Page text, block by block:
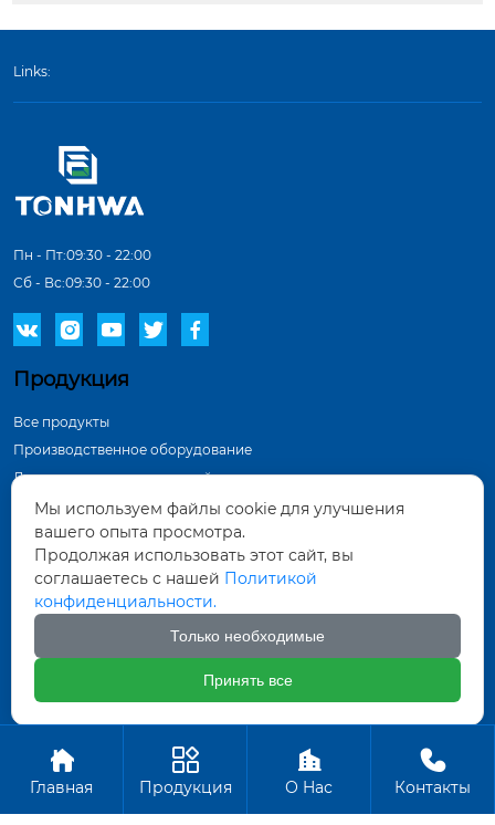
Links:
Пн - Пт:09:30 - 22:00
Сб - Вс:09:30 - 22:00
    
Продукция
Все продукты
Производственное оборудование
Демонстрация в мастерской
Инспекционное оборудование
Контактная информация
Тунхуа Группа, промышленный парк по
производству оборудования, город Датун,
571452961@qq.com
Авторское право ©ООО Датун Тунхуа Горных Машин
Производство

Главная

Продукция

О Hас

Контакты
Мы используем файлы cookie для улучшения
вашего опыта просмотра.
Продолжая использовать этот сайт, вы
соглашаетесь с нашей Политикой
конфиденциальности.
Только необходимые
Принять все